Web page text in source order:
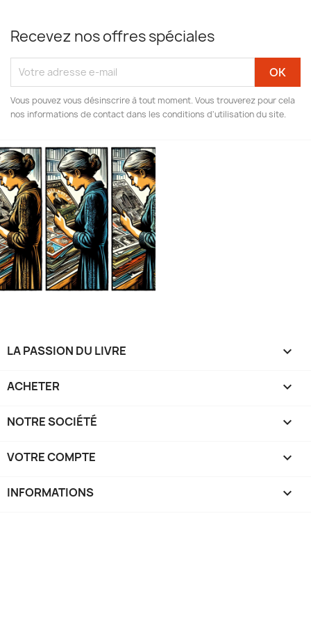
Recevez nos offres spéciales
Vous pouvez vous désinscrire à tout moment. Vous trouverez pour cela
nos informations de contact dans les conditions d'utilisation du site.
LA PASSION DU LIVRE 
ACHETER 
NOTRE SOCIÉTÉ 
VOTRE COMPTE 
INFORMATIONS keyboard_arrow_down